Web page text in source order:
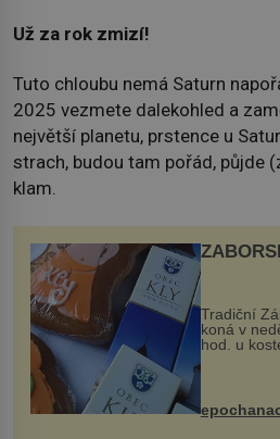
Už za rok zmizí!
Tuto chloubu nemá Saturn
2025 vezmete dalekohled a
největší planetu, prstence u
strach, budou tam pořád, půjde
klam.
Tradiční
koná v
hod. u
Kly u